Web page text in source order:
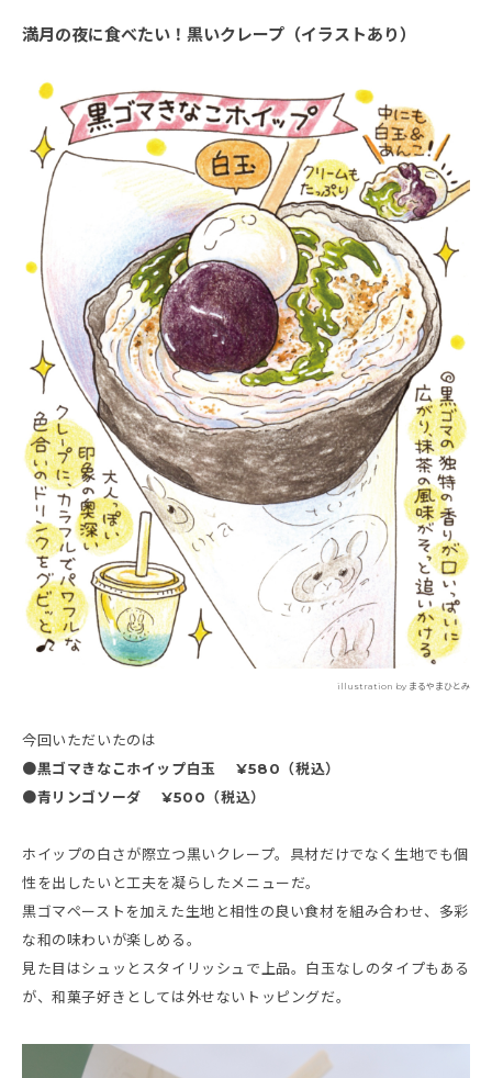
満月の夜に食べたい！黒いクレープ（イラストあり）
illustration by まるやまひとみ
今回いただいたのは
●黒ゴマきなこホイップ白玉 ¥580（税込）
●青リンゴソーダ ¥500（税込）
ホイップの白さが際立つ黒いクレープ。具材だけでなく生地でも個
性を出したいと工夫を凝らしたメニューだ。
黒ゴマペーストを加えた生地と相性の良い食材を組み合わせ、多彩
な和の味わいが楽しめる。
見た目はシュッとスタイリッシュで上品。白玉なしのタイプもある
が、和菓子好きとしては外せないトッピングだ。